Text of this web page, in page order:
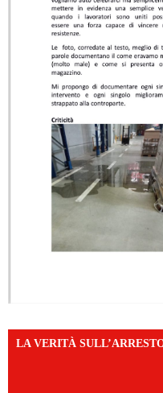
LA VERITÀ